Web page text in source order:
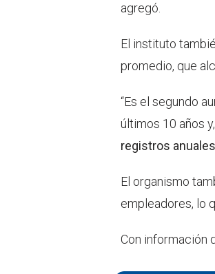
agregó.
El instituto
promedio, que
“Es el segundo
últimos 10 años
registros
El organismo
empleadores, lo
Con información